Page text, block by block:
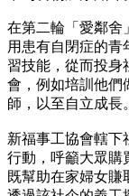
在第二輪「愛鄰舍
用患有自閉症的青
習技能，從而投身
會，例如培訓他們
師，以至自立成長。
新福事工協會轄下
行動，呼籲大眾購
既幫助在家婦女賺